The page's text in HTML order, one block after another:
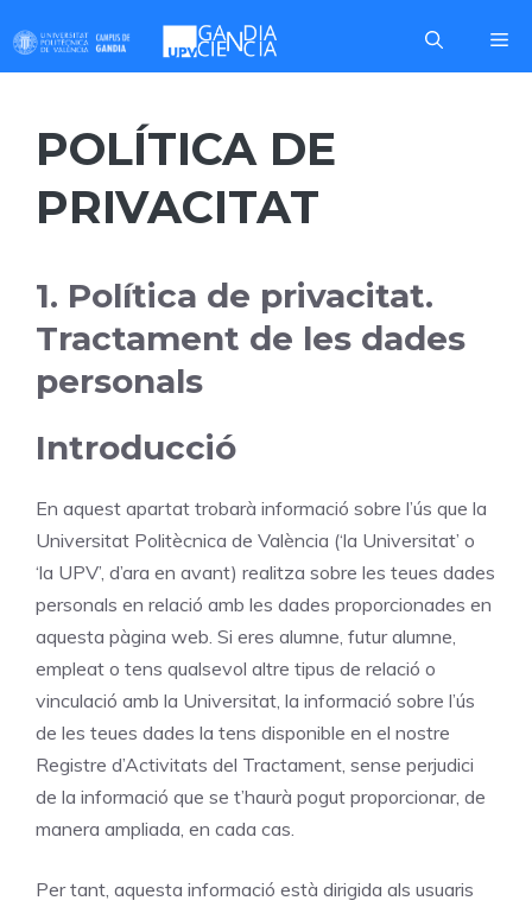
to
content
POLÍTICA DE
PRIVACITAT
1. Política de privacitat.
Tractament de les dades
personals
Introducció
En aquest apartat trobarà informació sobre l’ús que la
Universitat Politècnica de València (‘la Universitat’ o
‘la UPV’, d’ara en avant) realitza sobre les teues dades
personals en relació amb les dades proporcionades en
aquesta pàgina web. Si eres alumne, futur alumne,
empleat o tens qualsevol altre tipus de relació o
vinculació amb la Universitat, la informació sobre l’ús
de les teues dades la tens disponible en el nostre
Registre d’Activitats del Tractament, sense perjudici
de la informació que se t’haurà pogut proporcionar, de
manera ampliada, en cada cas.
Per tant, aquesta informació està dirigida als usuaris